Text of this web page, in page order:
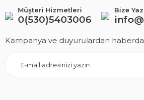
Müşteri Hizmetleri
0(530)5403006
Bize
Kampanya ve duyurulardan